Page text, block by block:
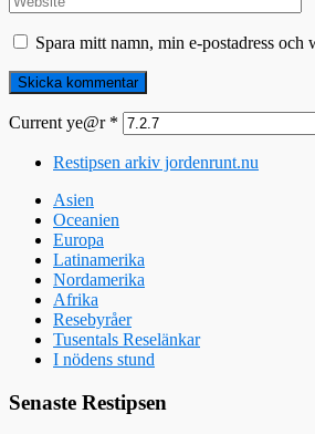
Spara mitt namn, min e-postadress
Current ye@r *
Restipsen arkiv jordenrunt.nu
Asien
Oceanien
Europa
Latinamerika
Nordamerika
Afrika
Resebyråer
Tusentals Reselänkar
I nödens stund
Senaste Restipsen